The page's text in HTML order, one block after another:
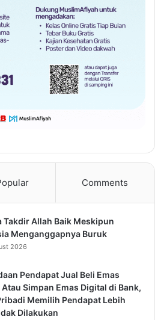
Comments
Takdir Allah Baik Meskipun
Menganggapnya Buruk
2026
Pendapat Jual Beli Emas
Simpan Emas Digital di Bank,
Memilih Pendapat Lebih
Dilakukan